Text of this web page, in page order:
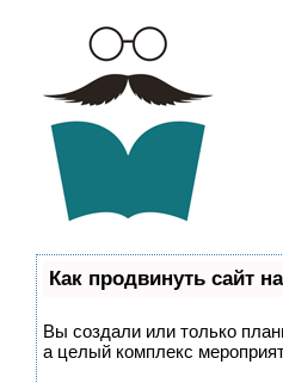
Как продвинуть сайт
Вы создали или только
а целый комплекс